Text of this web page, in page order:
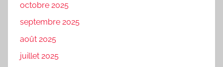
octobre 2025
septembre 2025
août 2025
juillet 2025